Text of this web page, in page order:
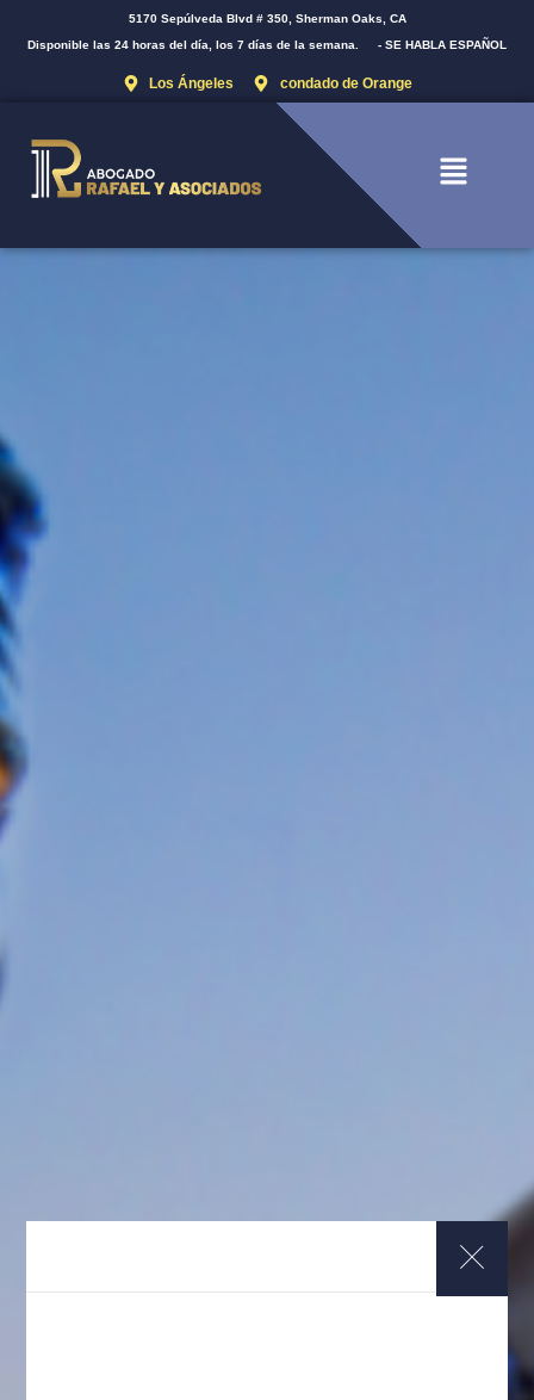
5170 Sepúlveda Blvd # 350, Sherman Oaks, CA
Disponible las 24 horas del día, los 7 días de la semana.
- SE HABLA ESPAÑOL
Los Ángeles condado de Orange